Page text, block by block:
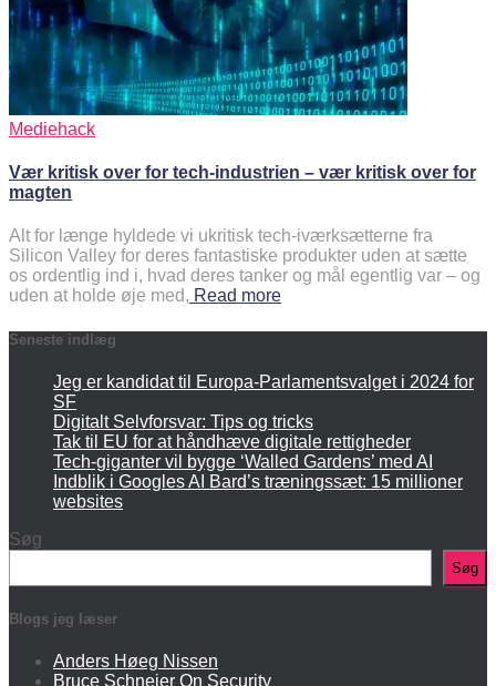
Mediehack
Vær kritisk over for tech-industrien – vær kritisk over for
magten
Alt for længe hyldede vi ukritisk tech-iværksætterne fra
Silicon Valley for deres fantastiske produkter uden at sætte
os ordentlig ind i, hvad deres tanker og mål egentlig var – og
uden at holde øje med, Read more
Seneste indlæg
Jeg er kandidat til Europa-Parlamentsvalget i 2024 for
SF
Digitalt Selvforsvar: Tips og tricks
Tak til EU for at håndhæve digitale rettigheder
Tech-giganter vil bygge ‘Walled Gardens’ med AI
Indblik i Googles AI Bard’s træningssæt: 15 millioner
websites
Søg
Søg
Blogs jeg læser
Anders Høeg Nissen
Bruce Schneier On Security